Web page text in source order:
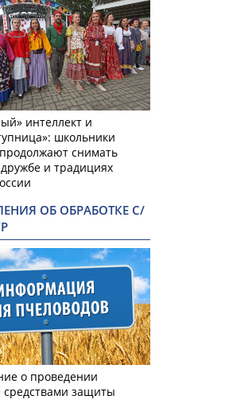
интеллект и
школьники
снимать
и традициях
ОБ ОБРАБОТКЕ С/
о проведении
средствами защиты